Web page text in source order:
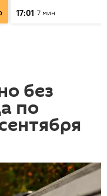
17:01 7 мин
без
по